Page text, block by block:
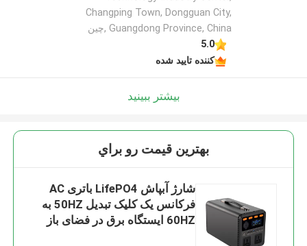
Changping Town, Dongguan City,
Guangdong Province, China ,چین
5.0
کننده تایید شده
بیشتر ببینید
بهترين قيمت رو براي
شارژ آبپاش LifePO4 باتری AC
فرکانس یک کلیک تبدیل 50HZ به
60HZ ایستگاه برق در فضای باز